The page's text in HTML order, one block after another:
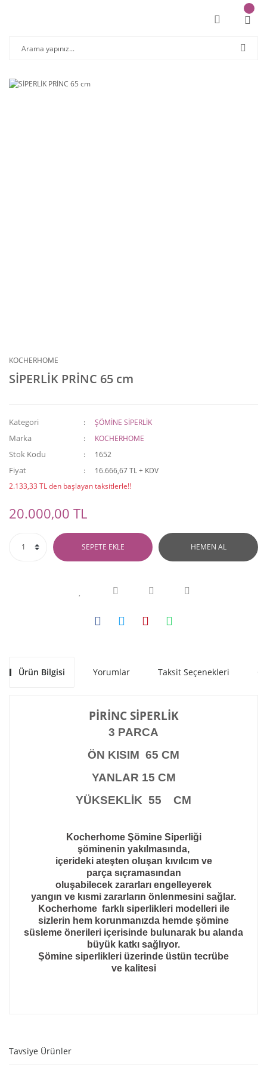
KOCHERHOME
SİPERLİK PRİNC 65 cm
Kategori ŞÖMİNE SİPERLİK
Marka KOCHERHOME
Stok Kodu 1652
Fiyat
16.666,67 TL + KDV
2.133,33 TL den başlayan taksitlerle!!
20.000,00 TL
SEPETE EKLE HEMEN AL
Ürün Bilgisi Yorumlar Taksit Seçenekleri
PİRİNC SİPERLİK
3 PARCA
ÖN KISIM 65 CM
YANLAR 15 CM
YÜKSEKLİK 55 CM
Kocherhome ŞömineSiperliği
şöminenin yakılmasında,
içerideki ateşten oluşan kıvılcım ve
parça sıçramasından
oluşabilecek zararları engelleyerek
yangın ve kısmi zararların önlenmesini sağlar.
Kocherhome farklı siperlikleri modelleri ile
sizlerin hem korunmanızda hemde şömine
süsleme önerileri içerisinde bulunarak bu alanda
büyük katkı sağlıyor.
Şömine siperlikleri üzerinde üstün tecrübe
ve kalitesi
Tavsiye Ürünler